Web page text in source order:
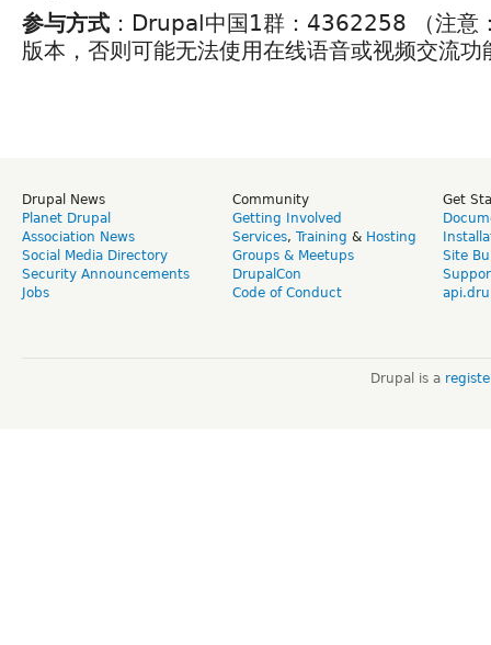
参与方式 ：Drupal中国1群：4362258 （注意
版本，否则可能无法使用在线语音或视频交流功
Drupal News
Planet Drupal
Association News
Social Media Directory
Security Announcements
Jobs
Community
Getting Involved
Services, Training & Hosting
Groups & Meetups
DrupalCon
Code of Conduct
Get
Site
Drupal is a